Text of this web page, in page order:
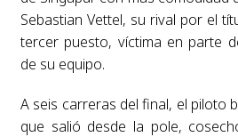
Sebastian Vettel, su rival por el
tercer puesto, víctima en parte
de su equipo.
A seis carreras del final, el piloto
que salió desde la pole,